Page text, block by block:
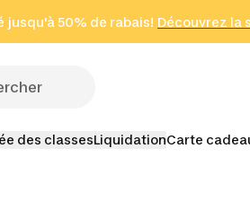
jusqu'à 50% de rabais! Découvrez la
Cliquez ici
en seulement 2
(Zones sélectionnées)
des classesLiquidationCarte